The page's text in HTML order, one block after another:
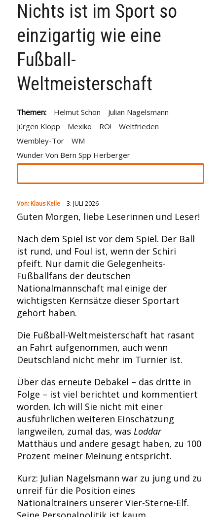
Nichts ist im Sport so
einzigartig wie eine
Fußball-
Weltmeisterschaft
Themen: Helmut Schön
Julian Nagelsmann
Jürgen Klopp
Mexiko RO!
Weltfrieden
Wembley-Tor
WM
Wunder Von Bern Spp Herberger
Von: Klaus Kelle 3. JULI 2026
Guten Morgen, liebe Leserinnen und Leser!
Nach dem Spiel ist vor dem Spiel. Der Ball
ist rund, und Foul ist, wenn der Schiri
pfeift. Nur damit die Gelegenheits-
Fußballfans der deutschen
Nationalmannschaft mal einige der
wichtigsten Kernsätze dieser Sportart
gehört haben.
Die Fußball-Weltmeisterschaft hat rasant
an Fahrt aufgenommen, auch wenn
Deutschland nicht mehr im Turnier ist.
Über das erneute Debakel – das dritte in
Folge – ist viel berichtet und kommentiert
worden. Ich will Sie nicht mit einer
ausführlichen weiteren Einschätzung
langweilen, zumal das, was Loddar
Matthäus und andere gesagt haben, zu 100
Prozent meiner Meinung entspricht.
Kurz: Julian Nagelsmann war zu jung und zu
unreif für die Position eines
Nationaltrainers unserer Vier-Sterne-Elf.